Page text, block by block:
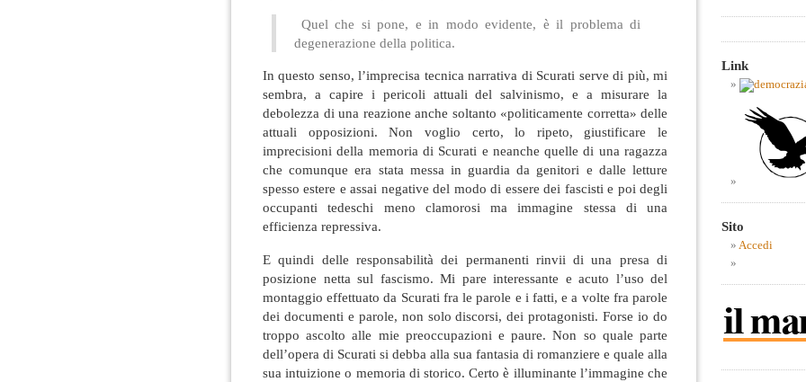
Quel che si pone, e in modo evidente, è il problema di
degenerazione della politica.
In questo senso, l’imprecisa tecnica narrativa di Scurati serve di più, mi
sembra, a capire i pericoli attuali del salvinismo, e a misurare la
debolezza di una reazione anche soltanto «politicamente corretta» delle
attuali opposizioni. Non voglio certo, lo ripeto, giustificare le
imprecisioni della memoria di Scurati e neanche quelle di una ragazza
che comunque era stata messa in guardia da genitori e dalle letture
spesso estere e assai negative del modo di essere dei fascisti e poi degli
occupanti tedeschi meno clamorosi ma immagine stessa di una
efficienza repressiva.
E quindi delle responsabilità dei permanenti rinvii di una presa di
posizione netta sul fascismo. Mi pare interessante e acuto l’uso del
montaggio effettuato da Scurati fra le parole e i fatti, e a volte fra parole
dei documenti e parole, non solo discorsi, dei protagonisti. Forse io do
troppo ascolto alle mie preoccupazioni e paure. Non so quale parte
dell’opera di Scurati si debba alla sua fantasia di romanziere e quale alla
sua intuizione o memoria di storico. Certo è illuminante l’immagine che
Link
Sito
Accedi